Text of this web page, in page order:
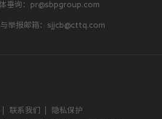
垂询：pr@sbpgroup.com
举报邮箱：sjjcb@cttq.com
联系我们
隐私保护